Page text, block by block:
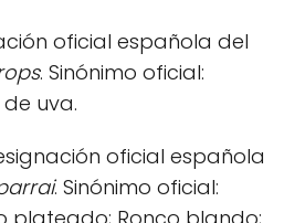
oficial española del
. Sinónimo oficial:
de uva.
oficial española
. Sinónimo oficial: